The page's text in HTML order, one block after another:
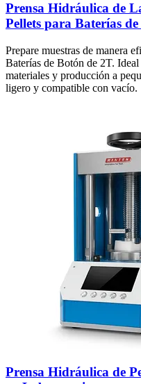
Prensa Hidráulica de
Pellets para Baterías
Prepare muestras de manera
Baterías de Botón de 2T.
materiales y producción a
ligero y compatible con vacío.
Prensa Hidráulica de